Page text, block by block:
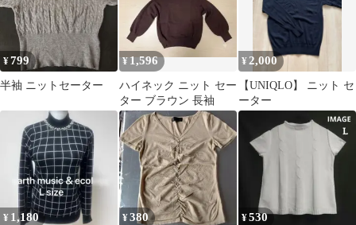
¥799
半袖 ニットセーター
¥1,596
ハイネック ニット セー
ター ブラウン 長袖
¥ 2,000
【UNIQLO】 ニット セ
ーター
¥ 1,180 ¥380 ¥530